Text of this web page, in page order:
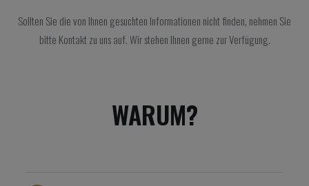
Sollten Sie die von Ihnen gesuchten Informationen nicht finden, nehmen Sie
bitte Kontakt zu uns auf. Wir stehen Ihnen gerne zur Verfügung.
WARUM?